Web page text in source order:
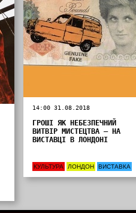
14:00 31.08.2018
ГРОШІ ЯК НЕБЕЗПЕЧНИЙ
ВИТВІР МИСТЕЦТВА — НА
ВИСТАВЦІ В ЛОНДОНІ
КУЛЬТУРА ЛОНДОН ВИСТАВКА